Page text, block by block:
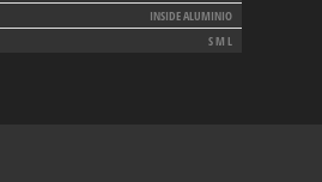
INSIDE ALUMINIO
S M L